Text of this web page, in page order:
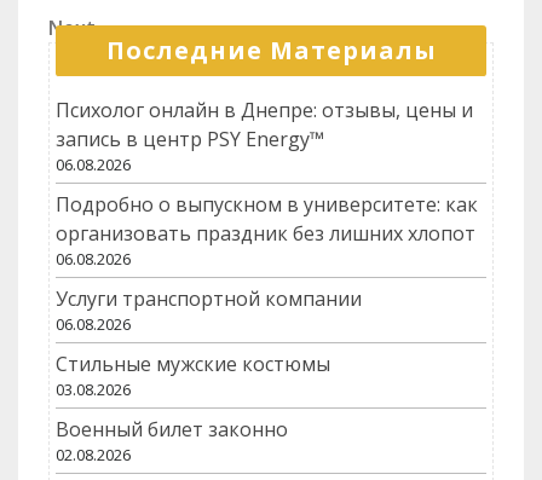
по
записям
Next
Post
Next
Последние Материалы
Психолог онлайн в Днепре: отзывы, цены и
запись в центр PSY Energy™
06.08.2026
Подробно о выпускном в университете: как
организовать праздник без лишних хлопот
06.08.2026
Услуги транспортной компании
06.08.2026
Стильные мужские костюмы
03.08.2026
Военный билет законно
02.08.2026